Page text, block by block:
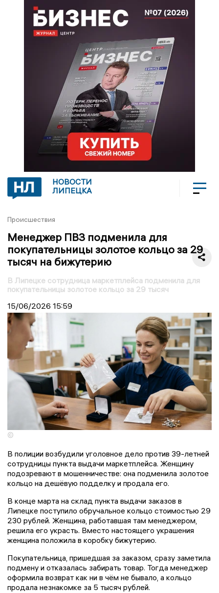
НОВОСТИ
ЛИПЕЦКА
Происшествия
Менеджер ПВЗ подменила для
покупательницы золотое кольцо за 29
тысяч на бижутерию
В Липецке сотрудница маркетплейса подменила для
покупательницы золотое кольцо за 29 тысяч
15/06/2026 15:59
©
В полиции возбудили уголовное дело против 39-летней
сотрудницы пункта выдачи маркетплейса. Женщину
подозревают в мошенничестве: она подменила золотое
кольцо на дешёвую подделку и продала его.
В конце марта на склад пункта выдачи заказов в
Липецке поступило обручальное кольцо стоимостью 29
230 рублей. Женщина, работавшая там менеджером,
решила его украсть. Вместо настоящего украшения
женщина положила в коробку бижутерию.
Покупательница, пришедшая за заказом, сразу заметила
подмену и отказалась забирать товар. Тогда менеджер
оформила возврат как ни в чём не бывало, а кольцо
продала незнакомке за 5 тысяч рублей.